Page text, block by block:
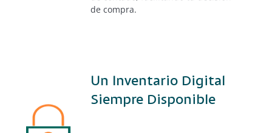
de compra.
Un Inventario Digital
Siempre Disponible